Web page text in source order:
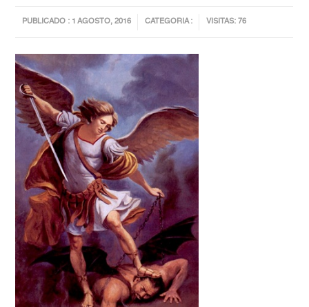
PUBLICADO : 1 AGOSTO, 2016 CATEGORIA : VISITAS: 76